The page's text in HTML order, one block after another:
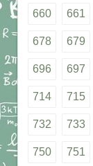
660 661
678 679
696 697
714 715
732 733
750 751